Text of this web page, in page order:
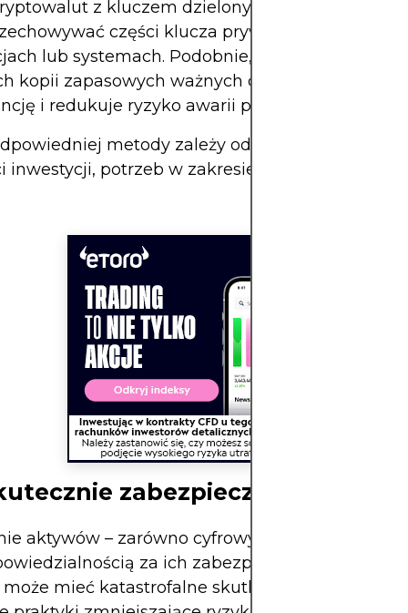
z kluczem dzielonym i wieloma
części klucza prywatnego w
lub systemach. Podobnie, połączenie
kopii zapasowych ważnych dokumentów
i redukuje ryzyko awarii pojedynczego
metody zależy od rodzaju aktywów,
inwestycji, potrzeb w zakresie dostępności i
zabezpieczyć swoje
aktywów – zarówno cyfrowych, jak i
za ich zabezpieczenie.
może mieć katastrofalne skutki. Poniżej